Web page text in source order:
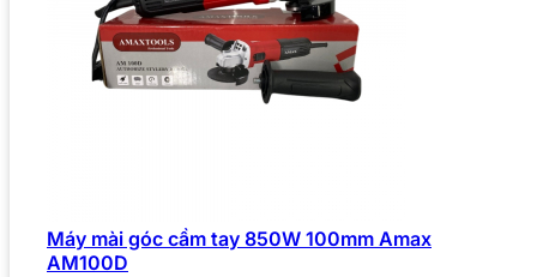
Máy mài góc cầm tay 850W 100mm Amax
AM100D